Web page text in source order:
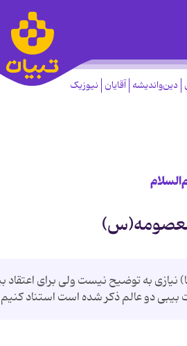
دین‌واندیشه آقایان نیوزیک
معصومه(س)
نیازی به توضیح نیست ولی برای اعتقاد
بى‏بى دو عالم ذكر شده است استناد